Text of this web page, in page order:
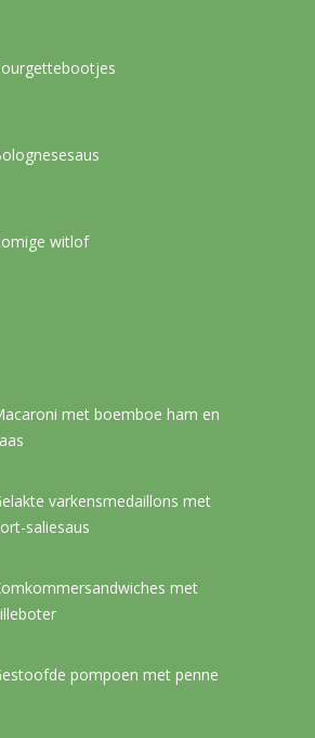
witlof
met boemboe ham en
varkensmedaillons met
saliesaus
met
pompoen met penne